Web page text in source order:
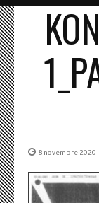
8 novembre 2020